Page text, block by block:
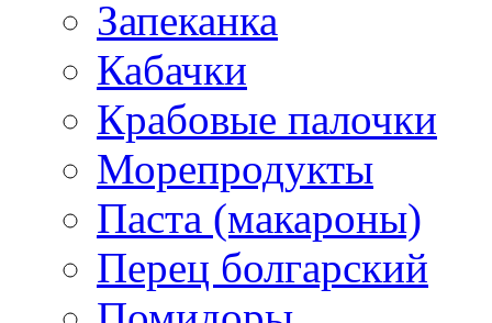
Запеканка
Кабачки
Крабовые палочки
Морепродукты
Паста (макароны)
Перец болгарский